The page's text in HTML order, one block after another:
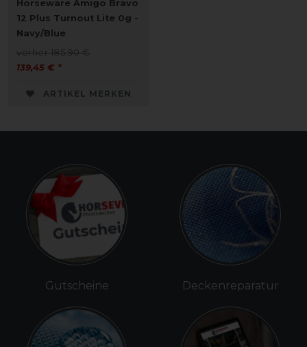
Horseware Amigo Bravo
12 Plus Turnout Lite 0g -
Navy/Blue
vorher 185,90 €
139,45 € *
ARTIKEL MERKEN
Gutscheine Deckenreparatur